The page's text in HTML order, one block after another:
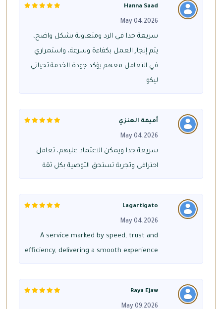
Hanna Saad
May 04,2026
سريعة جدا في الرد ومتعاونة بشكل واضح،
يتم إنجاز العمل بكفاءة وسرعة، واستمراري
في التعامل معهم يؤكد جودة الخدمة.تحياتي
ليكو
أميمة العنزي
May 04,2026
سريعة جدا ويمكن الاعتماد عليهم، تعامل
احترافي وتجربة تستحق التوصية بكل ثقة
Lagartigato
May 04,2026
A service marked by speed, trust and
efficiency, delivering a smooth experience
Raya Ejaw
May 09,2026